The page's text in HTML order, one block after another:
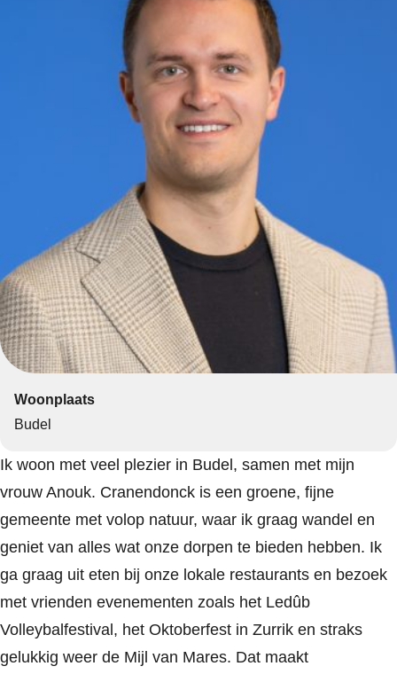
Woonplaats
Budel
Ik woon met veel plezier in Budel, samen met mijn
vrouw Anouk. Cranendonck is een groene, fijne
gemeente met volop natuur, waar ik graag wandel en
geniet van alles wat onze dorpen te bieden hebben. Ik
ga graag uit eten bij onze lokale restaurants en bezoek
met vrienden evenementen zoals het Ledûb
Volleybalfestival, het Oktoberfest in Zurrik en straks
gelukkig weer de Mijl van Mares. Dat maakt